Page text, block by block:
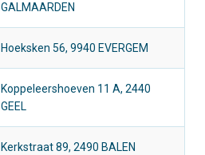
GALMAARDEN
Hoeksken 56, 9940 EVERGEM
Koppeleershoeven 11 A, 2440
GEEL
Kerkstraat 89, 2490 BALEN